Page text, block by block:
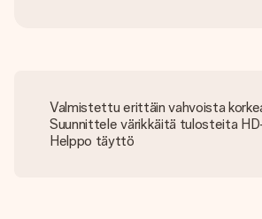
Valmistettu erittäin vahvoista
Suunnittele värikkäitä tulosteita
Helppo täyttö